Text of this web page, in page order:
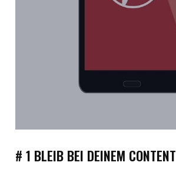
# 1 BLEIB BEI DEINEM CONTENT